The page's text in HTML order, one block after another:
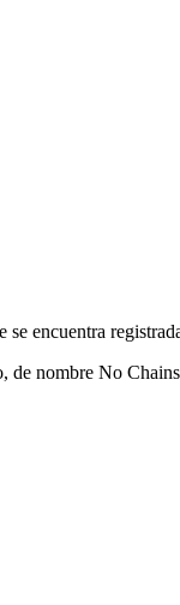
encuentra
de nombre No